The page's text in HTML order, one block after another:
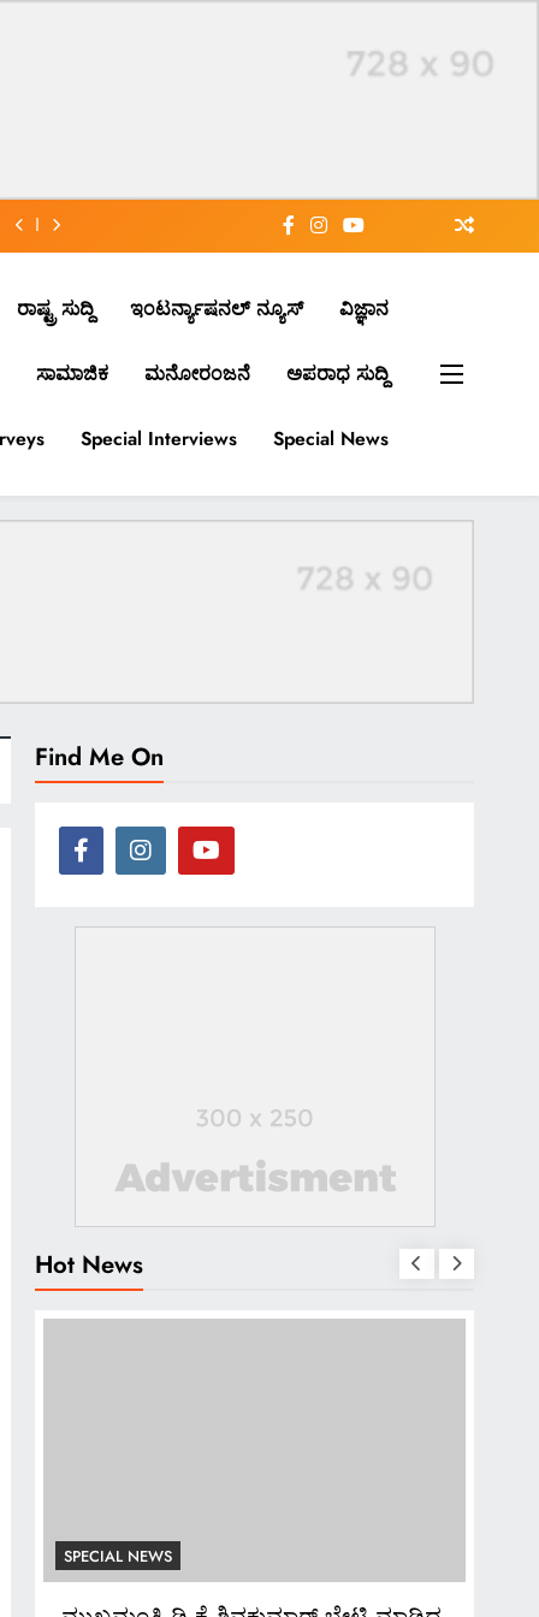
ರಾಷ್ಟ್ರ ಸುದ್ದಿ ಇಂಟರ್ನ್ಯಾಷನಲ್ ನ್ಯೂಸ್ ವಿಜ್ಞಾನ
ಸಾಮಾಜಿಕ ಮನೋರಂಜನೆ ಅಪರಾಧ ಸುದ್ದಿ
Special Interviews Special News
Find Me On
Hot News
SPECIAL NEWS